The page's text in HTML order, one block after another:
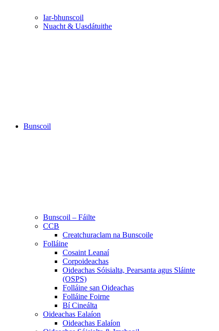
Iar-bhunscoil
Nuacht & Uasdátuithe
Bunscoil
Bunscoil – Fáilte
CCB
Creatchuraclam na Bunscoile
Folláine
Cosaint Leanaí
Corpoideachas
Oideachas Sóisialta, Pearsanta agus Sláinte
(OSPS)
Folláine san Oideachas
Folláine Foirne
Bí Cineálta
Oideachas Ealaíon
Oideachas Ealaíon